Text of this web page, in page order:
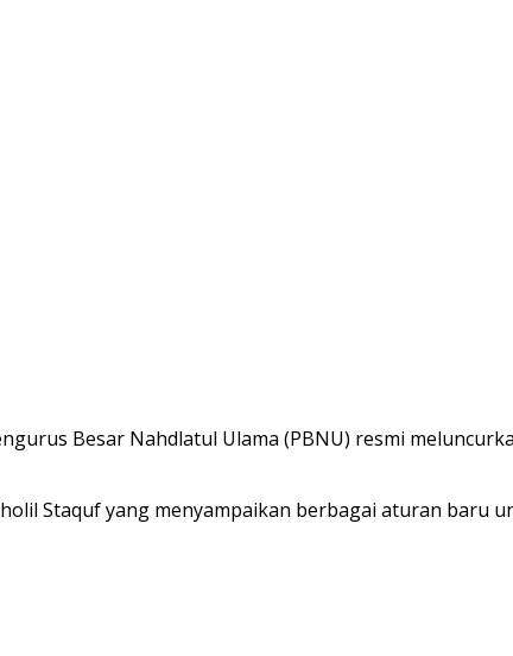
Besar Nahdlatul Ulama (PBNU) resmi
Staquf yang menyampaikan berbagai aturan baru